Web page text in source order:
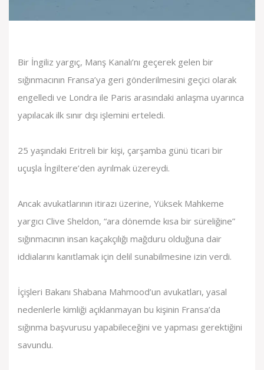
Bir İngiliz yargıç, Manş Kanalı’nı geçerek gelen bir
sığınmacının Fransa’ya geri gönderilmesini geçici olarak
engelledi ve Londra ile Paris arasındaki anlaşma uyarınca
yapılacak ilk sınır dışı işlemini erteledi.
25 yaşındaki Eritreli bir kişi, çarşamba günü ticari bir
uçuşla İngiltere’den ayrılmak üzereydi.
Ancak avukatlarının itirazı üzerine, Yüksek Mahkeme
yargıcı Clive Sheldon, “ara dönemde kısa bir süreliğine”
sığınmacının insan kaçakçılığı mağduru olduğuna dair
iddialarını kanıtlamak için delil sunabilmesine izin verdi.
İçişleri Bakanı Shabana Mahmood’un avukatları, yasal
nedenlerle kimliği açıklanmayan bu kişinin Fransa’da
sığınma başvurusu yapabileceğini ve yapması gerektiğini
savundu.